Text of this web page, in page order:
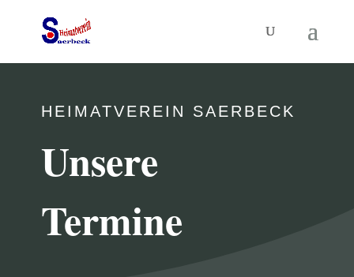
HEIMATVEREIN SAERBECK
Unsere
Termine